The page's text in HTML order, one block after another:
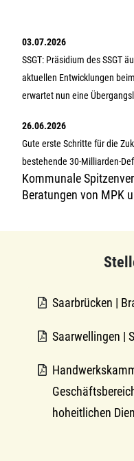
03.07.2026
SSGT: Präsidium des SSGT
aktuellen Entwicklungen
erwartet nun eine
26.06.2026
Gute erste Schritte für die
bestehende 30-Milliarden-
Kommunale
Beratungen von MPK
Saarbrücken |
Saarwellingen |
hoheitlichen